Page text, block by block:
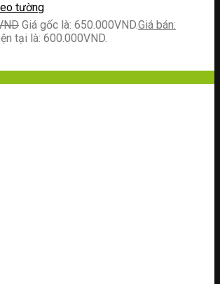
tường
Giá gốc là: 650.000VND.
tại là: 600.000VND.